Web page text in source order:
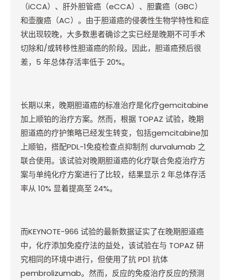
（iCCA）、肝外胆管癌（eCCA）、胆囊癌（GBC）
和壶腹癌（AC）。由于胆道癌的侵袭性生物学特性和症
状出现较晚，大多数患者确诊之实已经是晚期不可手术
切除和/或转移性胆道癌的阶段。因此，胆道癌预后很
差， 5 年总体存活率低于20%。
长期以来，晚期胆道癌的标准治疗是化疗gemcitabine
加上顺铂的治疗方案。然而，根据 TOPAZ 试验，晚期
胆道癌的疗护策略已经发生转变，包括gemcitabine加
上顺铂，搭配PDL-1免疫检查点抑制剂 durvalumab 之
联合使用。该试验对晚期胆道癌的化疗联合免疫治疗方
案与单纯化疗方案进行了比较，结果显示 2年总体存活
率从 10% 显着提高至 24%。
而KEYNOTE-966 试验的最新数据证实了在晚期胆道癌
中，化疗添加免疫疗法的益处，该试验在与 TOPAZ 研
究相同的环境中进行，但使用了抗PD1 抗体
pembrolizumab。然而，反应的免疫治疗反应的预测